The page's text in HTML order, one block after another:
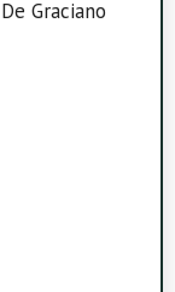
Graciano